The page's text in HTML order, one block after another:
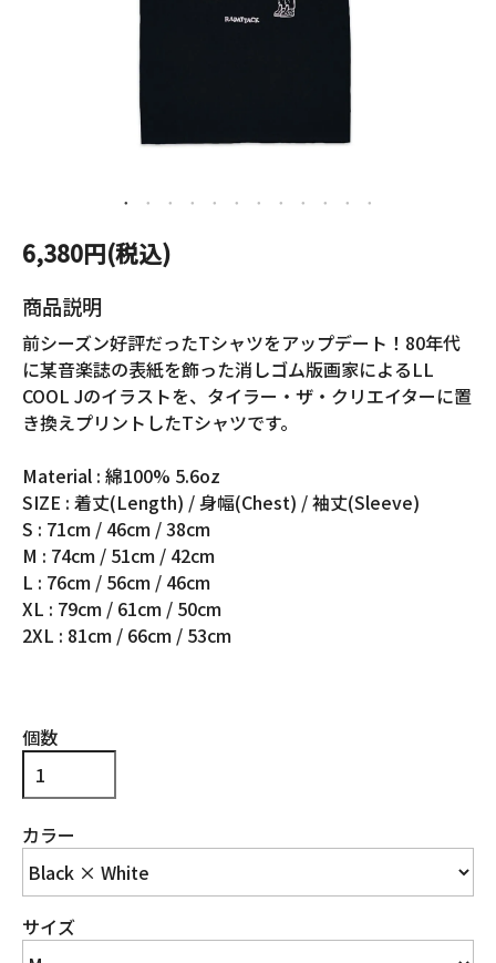
6,380円(税込)
商品説明
前シーズン好評だったTシャツをアップデート！80年代
に某音楽誌の表紙を飾った消しゴム版画家によるLL
COOL Jのイラストを、タイラー・ザ・クリエイターに置
き換えプリントしたTシャツです。
Material : 綿100% 5.6oz
SIZE : 着丈(Length) / 身幅(Chest) / 袖丈(Sleeve)
S : 71cm / 46cm / 38cm
M : 74cm / 51cm / 42cm
L : 76cm / 56cm / 46cm
XL : 79cm / 61cm / 50cm
2XL : 81cm / 66cm / 53cm
個数
カラー
サイズ